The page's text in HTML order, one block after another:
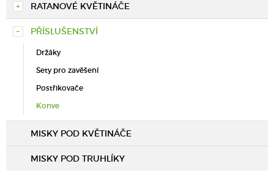
RATANOVÉ KVĚTINÁČE
PŘÍSLUŠENSTVÍ
Držáky
Sety pro zavěšení
Postřikovače
Konve
MISKY POD KVĚTINÁČE
MISKY POD TRUHLÍKY